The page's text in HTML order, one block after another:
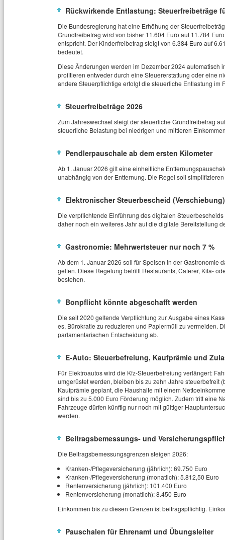
Rückwirkende Entlastung: Steuerfreibeträge
Die Bundesregierung hat eine Erhöhung der
Grundfreibetrag wird von bisher 11.604 Euro auf 11.784
entspricht. Der Kinderfreibetrag steigt von 6.384 Euro auf
bedeutet.
Diese Änderungen werden im Dezember 2024
profitieren entweder durch eine Steuererstattung oder eine
andere Steuerpflichtige erfolgt die steuerliche Entlastung
Steuerfreibeträge 2026
Zum Jahreswechsel steigt der steuerliche Grundfreibetrag
steuerliche Belastung bei niedrigen und mittleren
Pendlerpauschale ab dem ersten Kilometer
Ab 1. Januar 2026 gilt eine einheitliche
unabhängig von der Entfernung. Die Regel soll
Elektronischer Steuerbescheid (Verschiebung)
Die verpflichtende Einführung des digitalen
daher noch ein weiteres Jahr auf die digitale Bereitstellung
Gastronomie: Mehrwertsteuer nur noch 7 %
Ab dem 1. Januar 2026 soll für Speisen in der Gastronomie
gelten. Diese Regelung betrifft Restaurants, Caterer, Kita‑
bestehen.
Bonpflicht könnte abgeschafft werden
Die seit 2020 geltende Verpflichtung zur Ausgabe eines
es, Bürokratie zu reduzieren und Papiermüll zu vermeiden.
parlamentarischen Entscheidung ab.
E‑Auto: Steuerbefreiung, Kaufprämie und
Für Elektroautos wird die Kfz‑Steuerbefreiung verlängert:
umgerüstet werden, bleiben bis zu zehn Jahre steuerbefreit
Kaufprämie geplant, die Haushalte mit einem
sind bis zu 5.000 Euro Förderung möglich. Zudem tritt eine
Fahrzeuge dürfen künftig nur noch mit gültiger
werden.
Beitragsbemessungs‑ und
Die Beitragsbemessungsgrenzen steigen 2026:
Kranken‑/Pflegeversicherung (jährlich): 69.750 Euro
Kranken‑/Pflegeversicherung (monatlich): 5.812,50 Euro
Rentenversicherung (jährlich): 101.400 Euro
Rentenversicherung (monatlich): 8.450 Euro
Einkommen bis zu diesen Grenzen ist beitragspflichtig.
Pauschalen für Ehrenamt und Übungsleiter